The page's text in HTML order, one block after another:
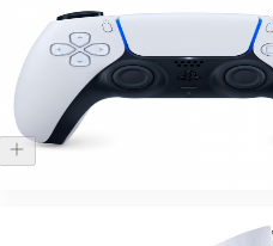
Нет в наличии
Беспроводной контроллер
для Sony PlayStation 5 PS5
8.000 ₽